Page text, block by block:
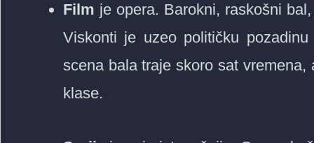
Film je opera. Barokni, raskošni
Viskonti je uzeo političku
scena bala traje skoro sat
klase.